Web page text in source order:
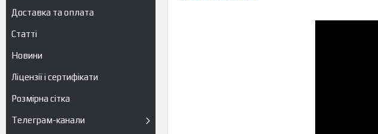
Доставка та оплата
Статті
Новини
Ліцензії і сертифікати
Розмірна сітка
Телеграм-канали